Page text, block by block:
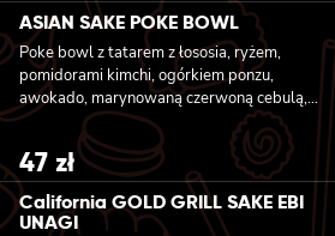
ASIAN SAKE POKE BOWL
Poke bowl z tatarem z łososia, ryżem,
pomidorami kimchi, ogórkiem ponzu,
awokado, marynowaną czerwoną cebulą,
fasolką edamame, grzybami mun z sezamem,
kolendrą i orzechami nerkowca
47 zł
California GOLD GRILL SAKE EBI
UNAGI